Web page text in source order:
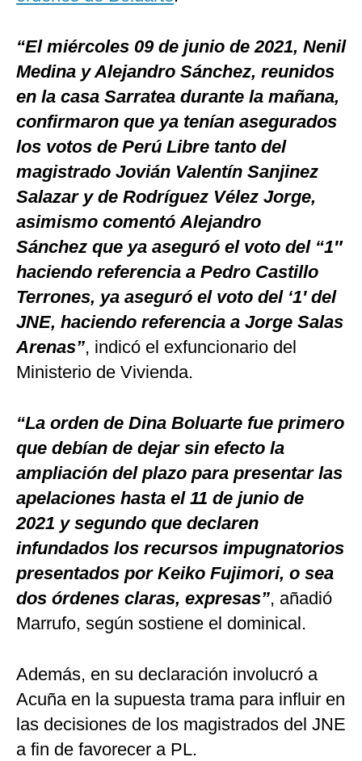
“El miércoles 09 de junio de 2021, Nenil
Medina y Alejandro Sánchez, reunidos
en la casa Sarratea durante la mañana,
confirmaron que ya tenían asegurados
los votos de Perú Libre tanto del
magistrado Jovián Valentín Sanjinez
Salazar y de Rodríguez Vélez Jorge,
asimismo comentó Alejandro
Sánchez que ya aseguró el voto del “1″
haciendo referencia a Pedro Castillo
Terrones, ya aseguró el voto del ‘1′ del
JNE, haciendo referencia a Jorge Salas
Arenas”, indicó el exfuncionario del
Ministerio de Vivienda.
“La orden de Dina Boluarte fue primero
que debían de dejar sin efecto la
ampliación del plazo para presentar las
apelaciones hasta el 11 de junio de
2021 y segundo que declaren
infundados los recursos impugnatorios
presentados por Keiko Fujimori, o sea
dos órdenes claras, expresas”, añadió
Marrufo, según sostiene el dominical.
Además, en su declaración involucró a
Acuña en la supuesta trama para influir en
las decisiones de los magistrados del JNE
a fin de favorecer a PL.